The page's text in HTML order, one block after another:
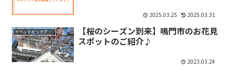
2025.03.25 2025.03.31
イベントピックアップ
【桜のシーズン到来】鳴門市のお花見
スポットのご紹介♪
2023.03.24